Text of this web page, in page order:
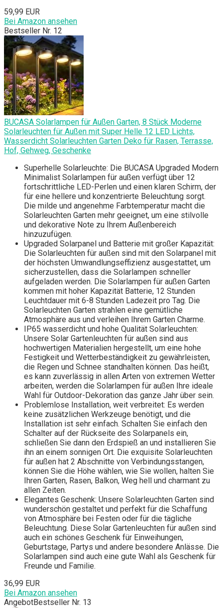
59,99 EUR
Bei Amazon ansehen
Bestseller Nr. 12
BUCASA Solarlampen für Außen Garten, 8 Stück Moderne
Solarleuchten für Außen mit Super Helle 12 LED Lichts,
Wasserdicht Solarleuchten Garten Deko für Rasen, Terrasse,
Hof, Gehweg, Geschenke
Superhelle Solarleuchte: Die BUCASA Upgraded Modern
Minimalist Solarlampen für außen verfügt über 12
fortschrittliche LED-Perlen und einen klaren Schirm, der
für eine hellere und konzentrierte Beleuchtung sorgt.
Die milde und angenehme Farbtemperatur macht die
Solarleuchten Garten mehr geeignet, um eine stilvolle
und dekorative Note zu Ihrem Außenbereich
hinzuzufügen.
Upgraded Solarpanel und Batterie mit großer Kapazität:
Die Solarleuchten für außen sind mit den Solarpanel mit
der höchsten Umwandlungseffizienz ausgestattet, um
sicherzustellen, dass die Solarlampen schneller
aufgeladen werden. Die Solarlampen für außen Garten
kommen mit hoher Kapazität Batterie, 12 Stunden
Leuchtdauer mit 6-8 Stunden Ladezeit pro Tag. Die
Solarleuchten Garten strahlen eine gemütliche
Atmosphäre aus und verleihen Ihrem Garten Charme.
IP65 wasserdicht und hohe Qualität Solarleuchten:
Unsere Solar Gartenleuchten für außen sind aus
hochwertigen Materialien hergestellt, um eine hohe
Festigkeit und Wetterbeständigkeit zu gewährleisten,
die Regen und Schnee standhalten können. Das heißt,
es kann zuverlässig in allen Arten von extremen Wetter
arbeiten, werden die Solarlampen für außen Ihre ideale
Wahl für Outdoor-Dekoration das ganze Jahr über sein.
Problemlose Installation, weit verbreitet: Es werden
keine zusätzlichen Werkzeuge benötigt, und die
Installation ist sehr einfach. Schalten Sie einfach den
Schalter auf der Rückseite des Solarpanels ein,
schließen Sie dann den Erdspieß an und installieren Sie
ihn an einem sonnigen Ort. Die exquisite Solarleuchten
für außen hat 2 Abschnitte von Verbindungsstangen,
können Sie die Höhe wählen, wie Sie wollen, halten Sie
Ihren Garten, Rasen, Balkon, Weg hell und charmant zu
allen Zeiten.
Elegantes Geschenk: Unsere Solarleuchten Garten sind
wunderschön gestaltet und perfekt für die Schaffung
von Atmosphäre bei Festen oder für die tägliche
Beleuchtung. Diese Solar Gartenleuchten für außen sind
auch ein schönes Geschenk für Einweihungen,
Geburtstage, Partys und andere besondere Anlässe. Die
Solarlampen sind auch eine gute Wahl als Geschenk für
Freunde und Familie.
36,99 EUR
Bei Amazon ansehen
AngebotBestseller Nr. 13